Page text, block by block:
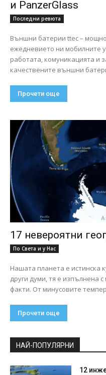
и PanzerGlass
Последни ревюта
Външни батерии ttec –
ежедневието ни мобилните
работата, комуникацията и
качествените външни
Прочети още
17 невероятни
По Света и у Нас
Нашата планета е истинска
други думи, тя е изпълнена
факти. От минусовите
Прочети още
НАЙ-ПОПУЛЯРНИ
12